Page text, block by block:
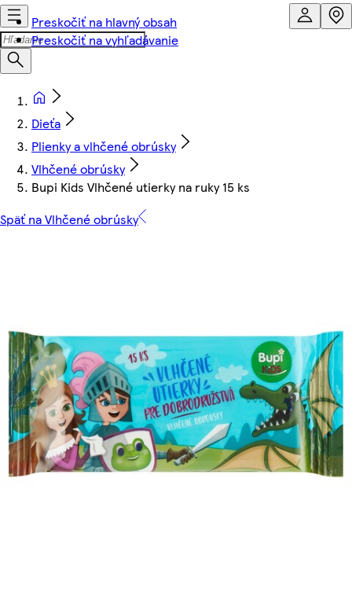
Preskočiť na hlavný obsah
Preskočiť na vyhľadávanie
Dieťa
Plienky a vlhčené obrúsky
Vlhčené obrúsky
Bupi Kids Vlhčené utierky na ruky 15 ks
Späť na Vlhčené obrúsky